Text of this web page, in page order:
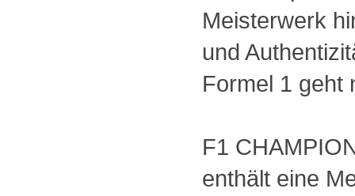
Meisterwerk
und
Formel 1 geht
F1
enthält eine